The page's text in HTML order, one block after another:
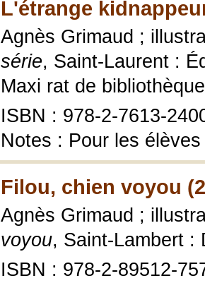
L'étrange
Agnès Grimaud ;
série, Saint-Laurent :
Maxi rat de
ISBN : 978-2-7613-
Notes : Pour les
Filou, chien voyou
Agnès Grimaud ;
voyou, Saint-Lambert :
ISBN : 978-2-89512-